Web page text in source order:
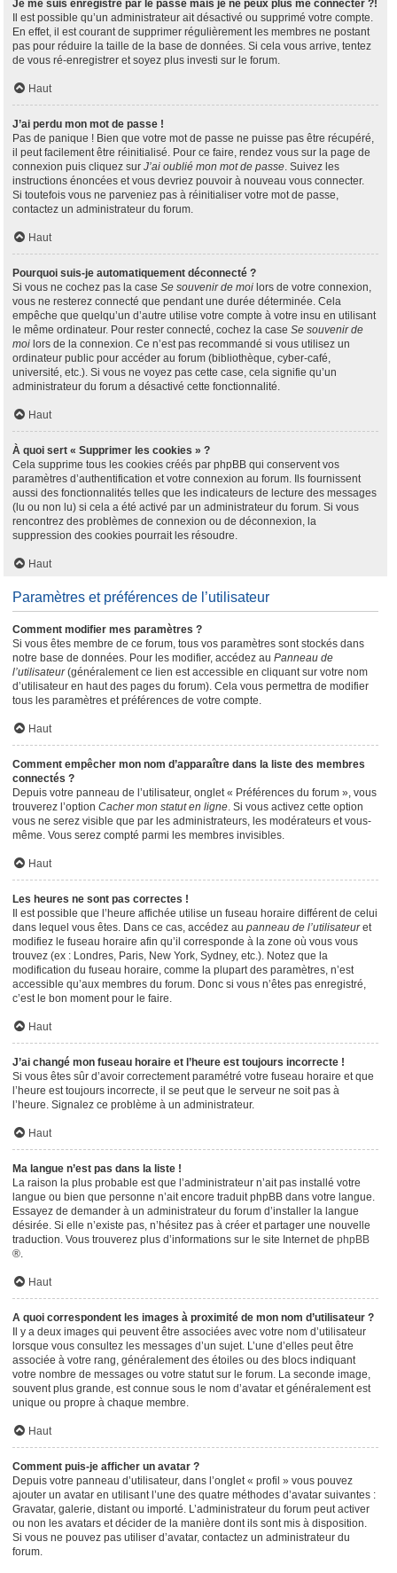
Je me suis enregistré par le passé mais je ne peux plus me connecter ?!
Il est possible qu’un administrateur ait désactivé ou supprimé votre compte.
En effet, il est courant de supprimer régulièrement les membres ne postant
pas pour réduire la taille de la base de données. Si cela vous arrive, tentez
de vous ré-enregistrer et soyez plus investi sur le forum.
Haut
J’ai perdu mon mot de passe !
Pas de panique ! Bien que votre mot de passe ne puisse pas être récupéré,
il peut facilement être réinitialisé. Pour ce faire, rendez vous sur la page de
connexion puis cliquez sur J’ai oublié mon mot de passe. Suivez les
instructions énoncées et vous devriez pouvoir à nouveau vous connecter.
Si toutefois vous ne parveniez pas à réinitialiser votre mot de passe,
contactez un administrateur du forum.
Haut
Pourquoi suis-je automatiquement déconnecté ?
Si vous ne cochez pas la case Se souvenir de moi lors de votre connexion,
vous ne resterez connecté que pendant une durée déterminée. Cela
empêche que quelqu’un d’autre utilise votre compte à votre insu en utilisant
le même ordinateur. Pour rester connecté, cochez la case Se souvenir de
moi lors de la connexion. Ce n’est pas recommandé si vous utilisez un
ordinateur public pour accéder au forum (bibliothèque, cyber-café,
université, etc.). Si vous ne voyez pas cette case, cela signifie qu’un
administrateur du forum a désactivé cette fonctionnalité.
Haut
À quoi sert « Supprimer les cookies » ?
Cela supprime tous les cookies créés par phpBB qui conservent vos
paramètres d’authentification et votre connexion au forum. Ils fournissent
aussi des fonctionnalités telles que les indicateurs de lecture des messages
(lu ou non lu) si cela a été activé par un administrateur du forum. Si vous
rencontrez des problèmes de connexion ou de déconnexion, la
suppression des cookies pourrait les résoudre.
Haut
Paramètres et préférences de l’utilisateur
Comment modifier mes paramètres ?
Si vous êtes membre de ce forum, tous vos paramètres sont stockés dans
notre base de données. Pour les modifier, accédez au Panneau de
l’utilisateur(généralement ce lien est accessible en cliquant sur votre nom
d’utilisateur en haut des pages du forum). Cela vous permettra de modifier
tous les paramètres et préférences de votre compte.
Haut
Comment empêcher mon nom d’apparaître dans la liste des membres
connectés ?
Depuis votre panneau de l’utilisateur, onglet « Préférences du forum », vous
trouverez l’option Cacher mon statut en ligne. Si vous activez cette option
vous ne serez visible que par les administrateurs, les modérateurs et vous-
même. Vous serez compté parmi les membres invisibles.
Haut
Les heures ne sont pas correctes !
Il est possible que l’heure affichée utilise un fuseau horaire différent de celui
dans lequel vous êtes. Dans ce cas, accédez au panneau de l’utilisateuret
modifiez le fuseau horaire afin qu’il corresponde à la zone où vous vous
trouvez (ex : Londres, Paris, New York, Sydney, etc.). Notez que la
modification du fuseau horaire, comme la plupart des paramètres, n’est
accessible qu’aux membres du forum. Donc si vous n’êtes pas enregistré,
c’est le bon moment pour le faire.
Haut
J’ai changé mon fuseau horaire et l’heure est toujours incorrecte !
Si vous êtes sûr d’avoir correctement paramétré votre fuseau horaire et que
l’heure est toujours incorrecte, il se peut que le serveur ne soit pas à
l’heure. Signalez ce problème à un administrateur.
Haut
Ma langue n’est pas dans la liste !
La raison la plus probable est que l’administrateur n’ait pas installé votre
langue ou bien que personne n’ait encore traduit phpBB dans votre langue.
Essayez de demander à un administrateur du forum d’installer la langue
désirée. Si elle n’existe pas, n’hésitez pas à créer et partager une nouvelle
traduction. Vous trouverez plus d’informations sur le site Internet de phpBB
®.
Haut
A quoi correspondent les images à proximité de mon nom d’utilisateur ?
Il y a deux images qui peuvent être associées avec votre nom d’utilisateur
lorsque vous consultez les messages d’un sujet. L’une d’elles peut être
associée à votre rang, généralement des étoiles ou des blocs indiquant
votre nombre de messages ou votre statut sur le forum. La seconde image,
souvent plus grande, est connue sous le nom d’avatar et généralement est
unique ou propre à chaque membre.
Haut
Comment puis-je afficher un avatar ?
Depuis votre panneau d’utilisateur, dans l’onglet « profil » vous pouvez
ajouter un avatar en utilisant l’une des quatre méthodes d’avatar suivantes :
Gravatar, galerie, distant ou importé. L’administrateur du forum peut activer
ou non les avatars et décider de la manière dont ils sont mis à disposition.
Si vous ne pouvez pas utiliser d’avatar, contactez un administrateur du
forum.